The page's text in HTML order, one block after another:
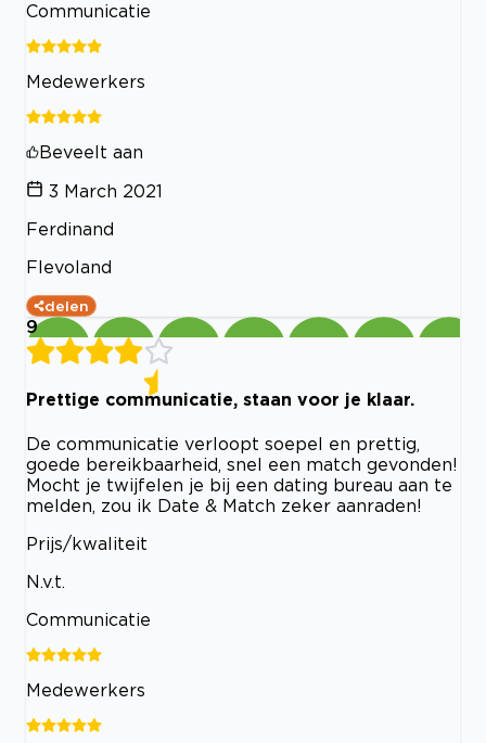
Communicatie
Medewerkers
Beveelt aan
3 March 2021
Ferdinand
Flevoland
delen
9
Prettige communicatie, staan voor je klaar.
De communicatie verloopt soepel en prettig,
goede bereikbaarheid, snel een match gevonden!
Mocht je twijfelen je bij een dating bureau aan te
melden, zou ik Date & Match zeker aanraden!
Prijs/kwaliteit
N.v.t.
Communicatie
Medewerkers